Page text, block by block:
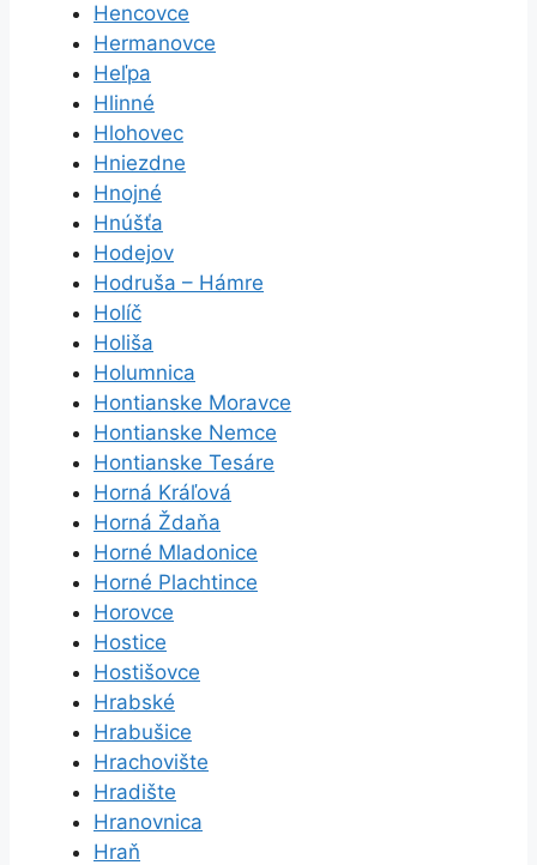
Hencovce
Hermanovce
Heľpa
Hlinné
Hlohovec
Hniezdne
Hnojné
Hnúšťa
Hodejov
Hodruša – Hámre
Holíč
Holiša
Holumnica
Hontianske Moravce
Hontianske Nemce
Hontianske Tesáre
Horná Kráľová
Horná Ždaňa
Horné Mladonice
Horné Plachtince
Horovce
Hostice
Hostišovce
Hrabské
Hrabušice
Hrachovište
Hradište
Hranovnica
Hraň